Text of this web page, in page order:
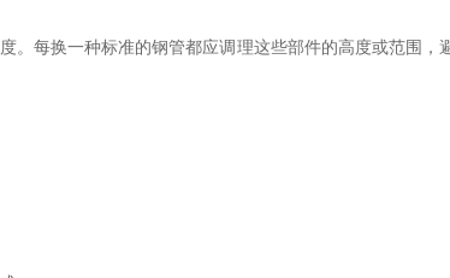
每换一种标准的钢管都应调理这些部件的高度或范围，